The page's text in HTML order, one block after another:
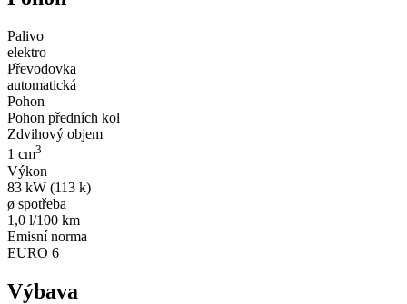
Palivo
elektro
Převodovka
automatická
Pohon
Pohon předních kol
Zdvihový objem
1 cm3
Výkon
83 kW (113 k)
ø spotřeba
1,0 l/100 km
Emisní norma
EURO 6
Výbava